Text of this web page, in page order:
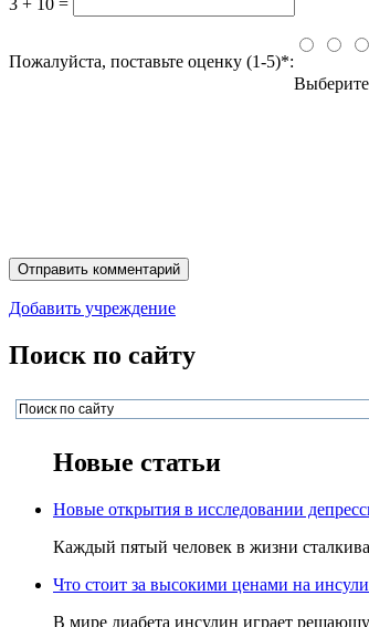
3 + 10 =
Пожалуйста, поставьте оценку (1-5)*:
Добавить учреждение
Поиск по сайту
Новые статьи
Новые открытия в исследовании
Каждый пятый человек в жизни
Что стоит за высокими ценами на
В мире диабета инсулин играет